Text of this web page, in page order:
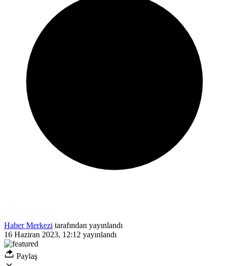
Haber Merkezi tarafından yayınlandı
16 Haziran 2023, 12:12 yayınlandı
Paylaş